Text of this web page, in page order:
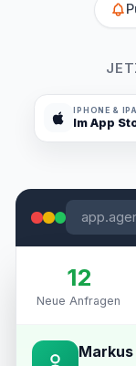
IPHONE &
Im App
12
Neue Anfragen